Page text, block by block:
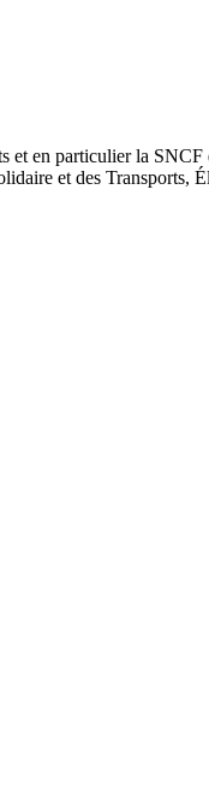
en particulier la
et des Transports,